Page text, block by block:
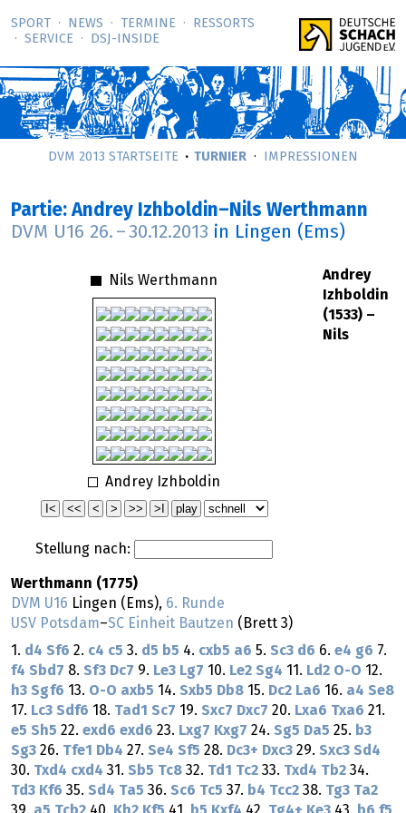
SPORT NEWS TERMINE
RESSORTS
SERVICE
DSJ-­INSIDE
DVM 2013 STARTSEITE TURNIER IMPRESSIONEN
Partie: Andrey Izhboldin–Nils Werthmann
DVM U16 26. – 30.12.2013 in Lingen (Ems)
Nils Werthmann
Andrey Izhboldin
Stellung nach:
Andrey
Izhboldin
(1533) –
Nils
Werthmann (1775)
DVM U16 Lingen (Ems), 6. Runde
USV Potsdam–SC Einheit Bautzen (Brett 3)
1. d4 Sf6 2. c4 c5 3. d5 b5 4. cxb5 a6 5. Sc3 d6 6. e4 g6 7.
f4 Sbd7 8. Sf3 Dc7 9. Le3 Lg7 10. Le2 Sg4 11. Ld2 O-O 12.
h3 Sgf6 13. O-O axb5 14. Sxb5 Db8 15. Dc2 La6 16. a4 Se8
17. Lc3 Sdf6 18. Tad1 Sc7 19. Sxc7 Dxc7 20. Lxa6 Txa6 21.
e5 Sh5 22. exd6 exd6 23. Lxg7 Kxg7 24. Sg5 Da5 25. b3
Sg3 26. Tfe1 Db4 27. Se4 Sf5 28. Dc3+ Dxc3 29. Sxc3 Sd4
30. Txd4 cxd4 31. Sb5 Tc8 32. Td1 Tc2 33. Txd4 Tb2 34.
Td3 Kf6 35. Sd4 Ta5 36. Sc6 Tc5 37. b4 Tcc2 38. Tg3 Ta2
39. a5 Tcb2 40. Kh2 Kf5 41. b5 Kxf4 42. Tg4+ Ke3 43. b6 f5